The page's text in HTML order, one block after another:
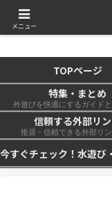
TOPページ
特集・まとめ
外遊びを快適にするガイド
信頼する外部リ
推奨・信頼できる外部リ
メニュー